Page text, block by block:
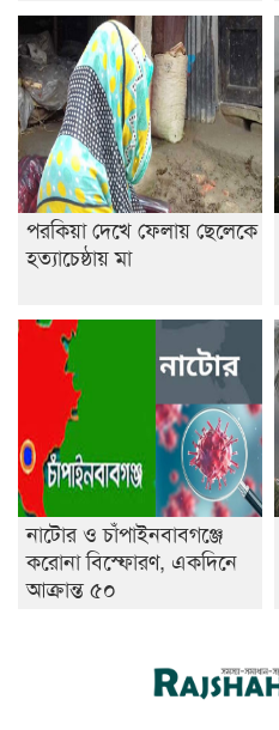
পরকিয়া দেখে ফেলায় ছেলেকে
হত্যাচেষ্ঠায় মা
নাটোর ও চাঁপাইনবাবগঞ্জে
করোনা বিস্ফোরণ, একদিনে
আক্রান্ত ৫০